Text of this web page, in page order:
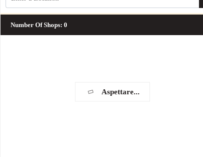
Aspettare...
Number Of Shops: 0